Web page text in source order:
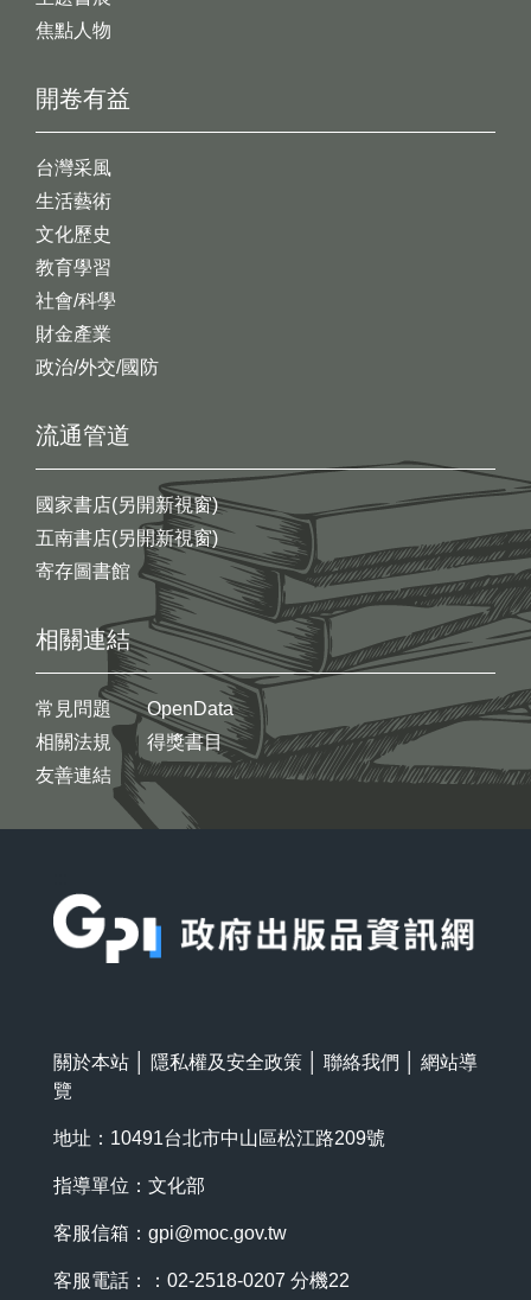
開卷有益
台灣采風
生活藝術
文化歷史
教育學習
社會/科學
財金產業
政治/外交/國防
焦點人物
流通管道
國家書店(另開新視窗)
五南書店(另開新視窗)
寄存圖書館
相關連結
常見問題
相關法規
友善連結
OpenData
得獎書目
關於本站 隱私權及安全政策 聯絡我們
網站導
覽
地址：10491台北市中山區松江路209號
指導單位：文化部
客服信箱： gpi@moc.gov.tw
客服電話：：02-2518-0207 分機22